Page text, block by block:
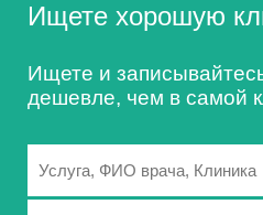
Ищете хорошую
Ищете и
дешевле, чем в самой